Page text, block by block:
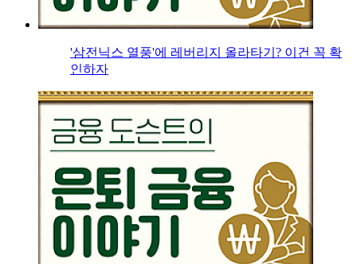
'삼전닉스 열풍'에 레버리지 올라타기? 이건 꼭 확
인하자